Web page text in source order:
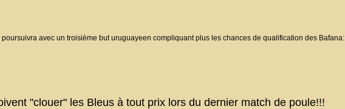
poursuivra avec un troisième but uruguayeen compliquant plus les chances de qualification des Bafana:
"clouer" les Bleus à tout prix lors du dernier match de poule!!!